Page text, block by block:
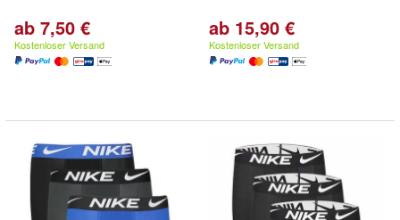
ab 7,50 €
Kostenloser Versand
ab 15,90 €
Kostenloser Versand